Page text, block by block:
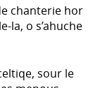
chanterie hor
la, o s’ahuche
sour le